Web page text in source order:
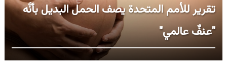
تقرير للأمم المتحدة يصف الحمل البديل بأنَّه
"عنفٌ عالمي"